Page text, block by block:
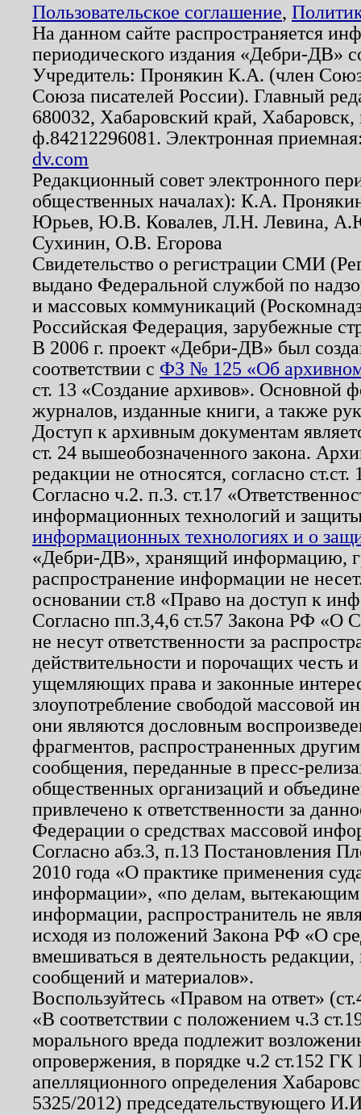
Пользовательское соглашение,
На данном сайте распространяется
периодического издания «Дебри-ДВ»
Учредитель: Пронякин К.А. (член
Союза писателей России). Главный
680032, Хабаровский край,
ф.84212296081. Электронная
dv.com
Редакционный совет электронного
общественных началах): К.А.
Юрьев, Ю.В. Ковалев, Л.Н. Левина,
Сухинин, О.В. Егорова
Свидетельство о регистрации СМИ
выдано Федеральной службой по
и массовых коммуникаций
Российская Федерация, зарубежные
В 2006 г. проект «Дебри-ДВ» был
соответствии с ФЗ № 125 «Об
ст. 13 «Создание архивов». Основной
журналов, изданные книги, а также
Доступ к архивным документам
ст. 24 вышеобозначенного закона.
редакции не относятся, согласно
Согласно ч.2. п.3. ст.17
информационных технологий и
информационных технологиях и о
«Дебри-ДВ», хранящий информацию,
распространение информации не
основании ст.8 «Право на доступ к
Согласно пп.3,4,6 ст.57 Закона РФ «О
не несут ответственности за
действительности и порочащих честь
ущемляющих права и законные
злоупотребление свободой массовой
они являются дословным
фрагментов, распространенных
сообщения, переданные в пресс-
общественных организаций и
привлечено к ответственности за
Федерации о средствах массовой
Согласно абз.3, п.13 Постановления
2010 года «О практике применения
информации», «по делам, вытекающим
информации, распространитель не
исходя из положений Закона РФ «О
вмешиваться в деятельность
сообщений и материалов».
Воспользуйтесь «Правом на ответ»
«В соответствии с положением ч.3
морального вреда подлежит
опровержения, в порядке ч.2 ст.152
апелляционного определения
5325/2012) председательствующего